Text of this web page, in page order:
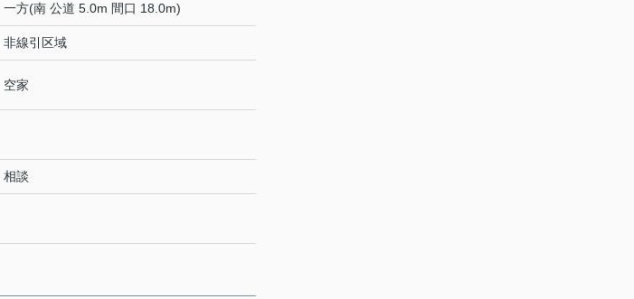
一方(南 公道 5.0m 間口 18.0m)
非線引区域
空家
相談